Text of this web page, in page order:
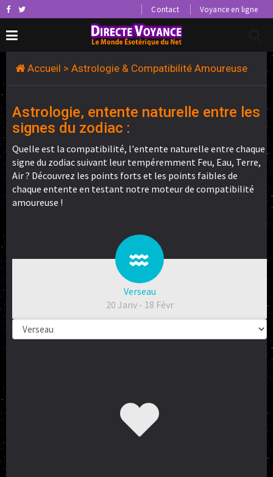
Contact Voyance en ligne
Accueil > Astrologie & Compatibilité Amoureuse
Astrologie, entente naturelle entre les
signes du zodiac :
Quelle est la compatibilité, l'entente naturelle entre chaque
signe du zodiac suivant leur tempéremment Feu, Eau, Terre,
Air ? Découvrez les points forts et les points faibles de
chaque entente en testant notre moteur de compatibilité
amoureuse !
Verseau
20 Janv - 18 Févr